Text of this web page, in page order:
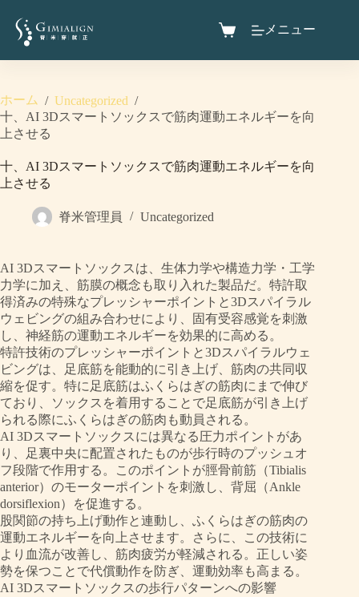
メニュー
ホーム / Uncategorized /
十、AI 3Dスマートソックスで筋肉運動エネルギーを向
上させる
十、AI 3Dスマートソックスで筋肉運動エネルギーを向
上させる
脊米管理員 Uncategorized
AI 3Dスマートソックスは、生体力学や構造力学・工学
力学に加え、筋膜の概念も取り入れた製品だ。特許取
得済みの特殊なプレッシャーポイントと3Dスパイラル
ウェビングの組み合わせにより、固有受容感覚を刺激
し、神経筋の運動エネルギーを効果的に高める。
特許技術のプレッシャーポイントと3Dスパイラルウェ
ビングは、足底筋を能動的に引き上げ、筋肉の共同収
縮を促す。特に足底筋はふくらはぎの筋肉にまで伸び
ており、ソックスを着用することで足底筋が引き上げ
られる際にふくらはぎの筋肉も動員される。
AI 3Dスマートソックスには異なる圧力ポイントがあ
り、足裏中央に配置されたものが歩行時のプッシュオ
フ段階で作用する。このポイントが脛骨前筋（Tibialis
anterior）のモーターポイントを刺激し、背屈（Ankle
dorsiflexion）を促進する。
股関節の持ち上げ動作と連動し、ふくらはぎの筋肉の
運動エネルギーを向上させます。さらに、この技術に
より血流が改善し、筋肉疲労が軽減される。正しい姿
勢を保つことで代償動作を防ぎ、運動効率も高まる。
AI 3Dスマートソックスの歩行パターンへの影響